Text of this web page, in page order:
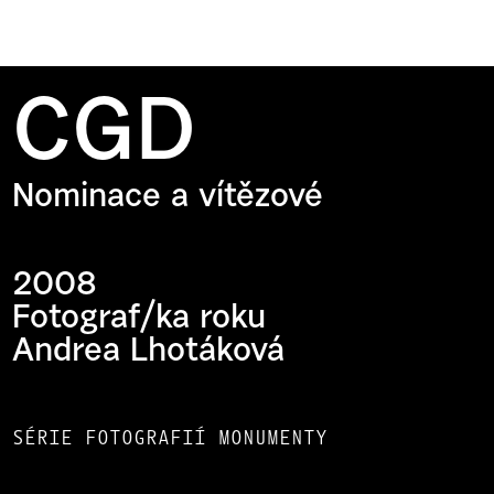
CGD
Nominace a vítězové
2008
Fotograf/ka roku
Andrea Lhotáková
SÉRIE FOTOGRAFIÍ MONUMENTY